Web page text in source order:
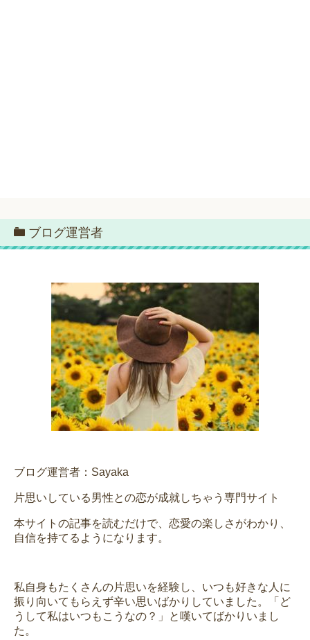
ブログ運営者
ブログ運営者：Sayaka
片思いしている男性との恋が成就しちゃう専門サイト
本サイトの記事を読むだけで、恋愛の楽しさがわかり、
自信を持てるようになります。
私自身もたくさんの片思いを経験し、いつも好きな人に
振り向いてもらえず辛い思いばかりしていました。「ど
うして私はいつもこうなの？」と嘆いてばかりいまし
た。